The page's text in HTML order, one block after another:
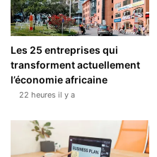
Les 25 entreprises qui
transforment actuellement
l’économie africaine
22 heures il y a